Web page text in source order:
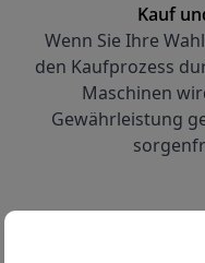
Kauf
Wenn Sie Ihre
den Kaufprozess
Maschinen
Gewährleistung